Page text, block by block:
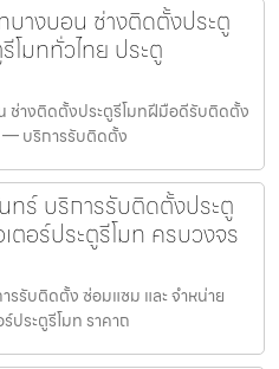
บางบอน ช่างติดตั้งประตู
มททั่วไทย ประตู
ช่างติดตั้งประตูรีโมทฝีมือดีรับติดตั้ง
— บริการรับติดตั้ง
ทร์ บริการรับติดตั้งประตู
ตอร์ประตูรีโมท ครบวงจร
รรับติดตั้ง ซ่อมแซม และ จำหน่าย
ประตูรีโมท ราคาถ